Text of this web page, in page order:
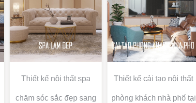
Thiết kế nội thất spa
chăm sóc sắc đẹp sang
Thiết kế cải tạo nội thất
phòng khách nhà phố tại